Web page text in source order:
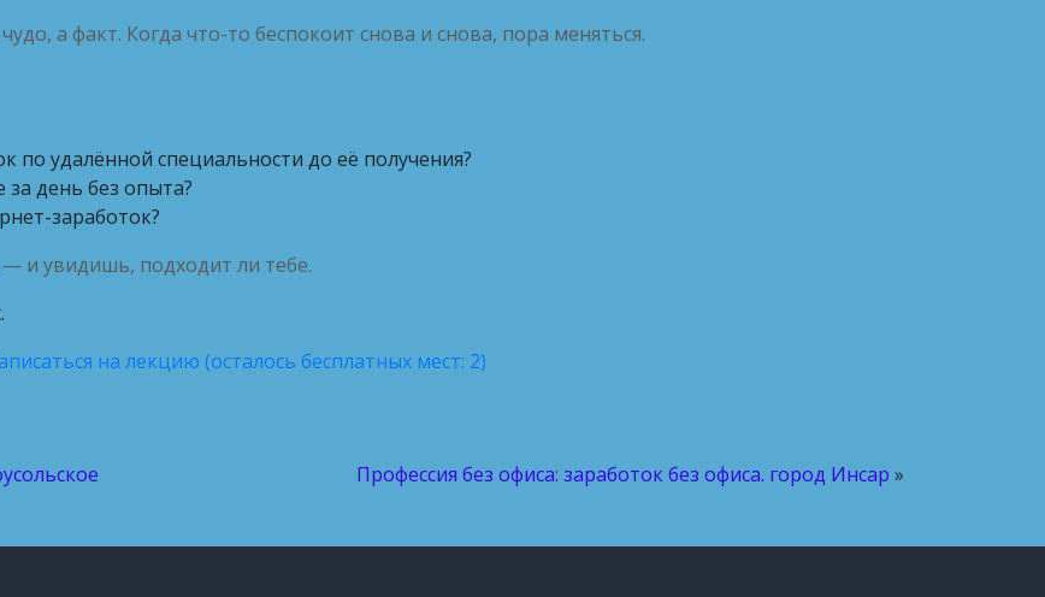
а факт. Когда что-то беспокоит снова и снова, пора меняться.
по удалённой специальности до её получения?
день без опыта?
заработок?
и увидишь, подходит ли тебе.
на лекцию (осталось бесплатных мест: 2)
Профессия без офиса: заработок без офиса. город Инсар »